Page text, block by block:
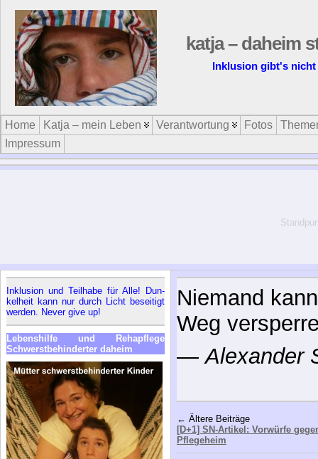
katja – daheim
Inklusion gibt's
Home Katja – mein Leben Verantwortung Fotos
Impressum
In­klu­si­on und Teil­ha­be für Al­le! Dun­
kel­heit kann nur durch Licht be­sei­tigt
wer­den. Ne­ver gi­ve up!
Le­bens­hil­fe und Re­h­a­pfle­ge
Schwerst­be­hin­der­ter da­heim
Niemand
Weg
—Alexander
← Ältere Beiträge
[D+1] SN-Artikel: Vorwürfe
Pflegeheim